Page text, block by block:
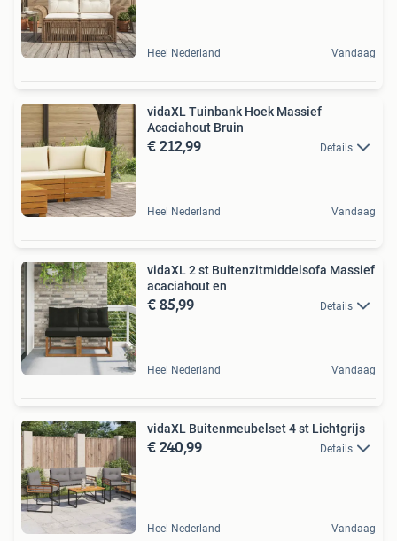
Heel Nederland Vandaag
vidaXL Tuinbank Hoek Massief
Acaciahout Bruin
€ 212,99 Details
Heel Nederland Vandaag
vidaXL 2 st Buitenzitmiddelsofa Massief
acaciahout en
€ 85,99 Details
Heel Nederland Vandaag
vidaXL Buitenmeubelset 4 st Lichtgrijs
€ 240,99 Details
Heel Nederland Vandaag